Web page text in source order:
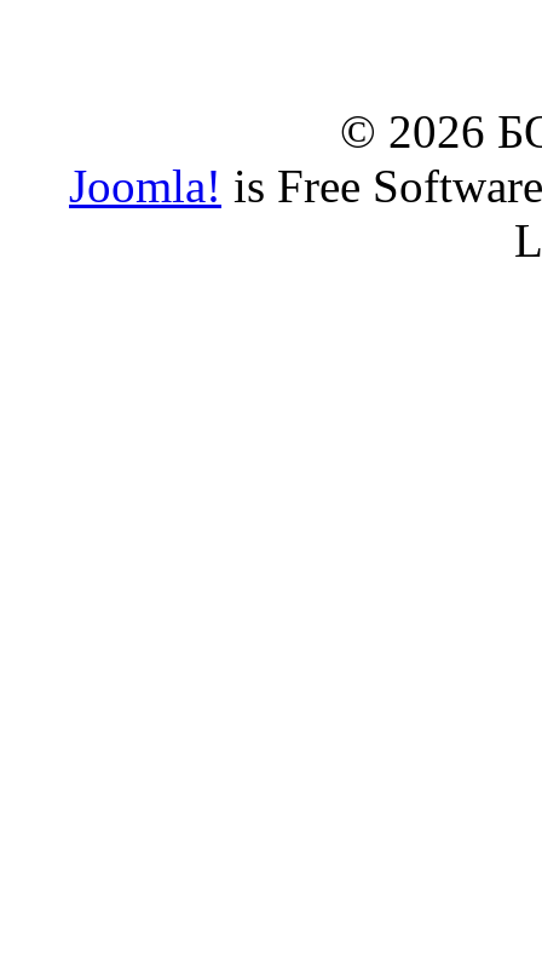
© 2026
Joomla! is Free